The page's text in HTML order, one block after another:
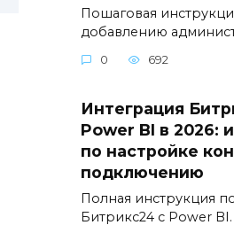
Пошаговая
добавлению
0 692
Интеграция
Power BI в 2026:
по настройке
подключению
Полная инструкция
Битрикс24 с Power BI.